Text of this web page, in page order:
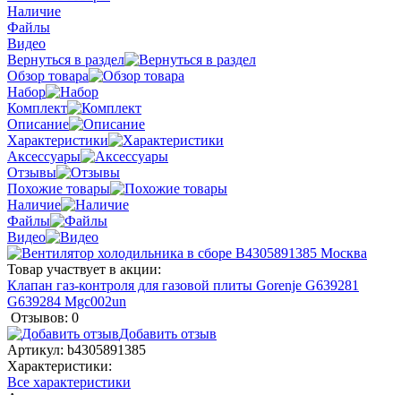
Наличие
Файлы
Видео
Вернуться в раздел
Обзор товара
Набор
Комплект
Описание
Характеристики
Аксессуары
Отзывы
Похожие товары
Наличие
Файлы
Видео
Товар участвует в акции:
Клапан газ-контроля для газовой плиты Gorenje G639281
G639284 Mgc002un
Отзывов: 0
Добавить отзыв
Артикул: b4305891385
Характеристики:
Все характеристики